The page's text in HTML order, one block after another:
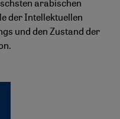
arabischen
der Intellektuellen
und den Zustand der